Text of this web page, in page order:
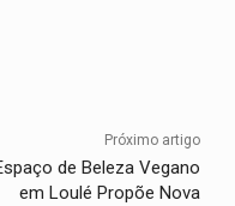
Próximo artigo
de Beleza Vegano
em Loulé Propõe Nova